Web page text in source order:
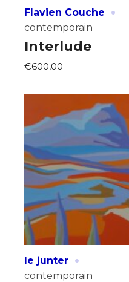
Flavien Couche ·
contemporain
Interlude
€600,00
le junter ·
contemporain